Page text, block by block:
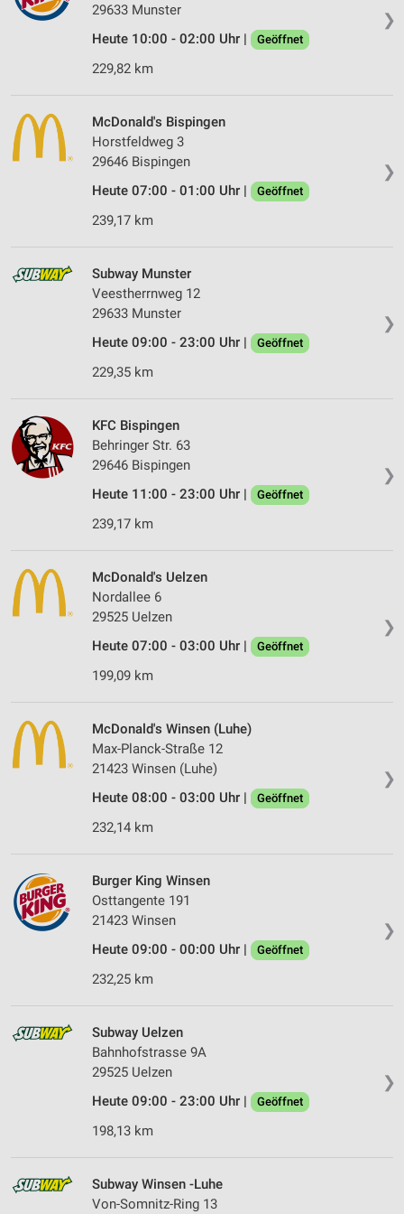
❯
29633 Munster
Heute 10:00 - 02:00 Uhr |
Geöffnet
229,82 km
❯
McDonald's Bispingen
Horstfeldweg 3
29646 Bispingen
Heute 07:00 - 01:00 Uhr |
Geöffnet
239,17 km
❯
Subway Munster
Veestherrnweg 12
29633 Munster
Heute 09:00 - 23:00 Uhr |
Geöffnet
229,35 km
❯
KFC Bispingen
Behringer Str. 63
29646 Bispingen
Heute 11:00 - 23:00 Uhr |
Geöffnet
239,17 km
❯
McDonald's Uelzen
Nordallee 6
29525 Uelzen
Heute 07:00 - 03:00 Uhr |
Geöffnet
199,09 km
❯
McDonald's Winsen (Luhe)
Max-Planck-Straße 12
21423 Winsen (Luhe)
Heute 08:00 - 03:00 Uhr |
Geöffnet
232,14 km
❯
Burger King Winsen
Osttangente 191
21423 Winsen
Heute 09:00 - 00:00 Uhr |
Geöffnet
232,25 km
❯
Subway Uelzen
Bahnhofstrasse 9A
29525 Uelzen
Heute 09:00 - 23:00 Uhr |
Geöffnet
198,13 km
Subway Winsen -Luhe
Von-Somnitz-Ring 13